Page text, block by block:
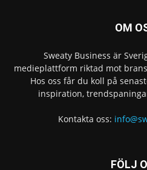
OM
Sweaty Business är
medieplattform riktad mot
Hos oss får du koll på
inspiration,
Kontakta oss:
FÖLJ